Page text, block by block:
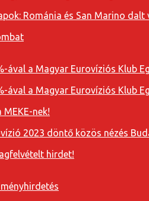
Románia és San Marino
ával a Magyar Eurovíziós Klub
ával a Magyar Eurovíziós Klub
nek!
2023 döntő közös nézés
hirdet!